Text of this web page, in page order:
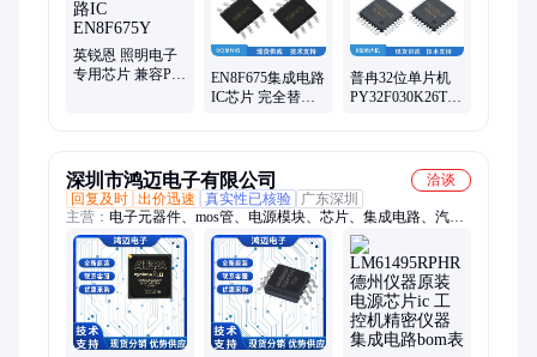
解决方案、智能方案开发、消费类电子方案、汽车电子方案
英锐恩 照明电子
专用芯片 兼容PIC
EN8F675集成电路
IC芯片 完全替代
普冉32位单片机
PY32F030K26T6
深圳市鸿迈电子有限公司
洽谈
回复及时 出价迅速 真实性已核验
广东深圳
主营： 电子元器件、mos管、电源模块、芯片、集成电路、汽车
芯片、串口拓展芯片、电源管理芯片、存储芯片、电源芯片、车
规芯片、NXP芯片、TI芯片、ADI芯片、单片机、IGBT管、存储
ic、ic、二极管、三极管、晶体管、GPU、驱动ic、元器件配单、
bom表配单